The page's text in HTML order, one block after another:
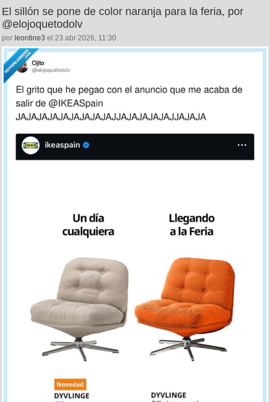
El sillón se pone de color naranja para la feria, por
@elojoquetodolv
por leontine3 el 23 abr 2026, 11:30